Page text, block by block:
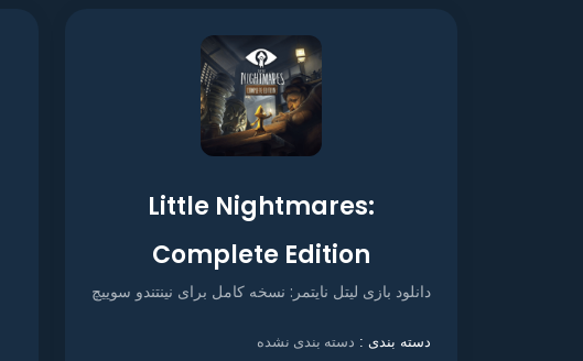
Little Nightmares:
Complete Edition
دانلود بازی لیتل نایتمر: نسخه کامل برای نینتندو سوییچ
دسته بندی : دسته بندی نشده